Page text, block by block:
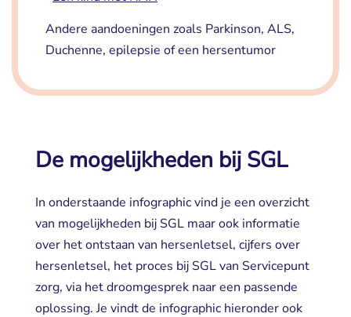
Andere aandoeningen zoals Parkinson, ALS,
Duchenne, epilepsie of een hersentumor
De mogelijkheden bij SGL
In onderstaande infographic vind je een overzicht
van mogelijkheden bij SGL maar ook informatie
over het ontstaan van hersenletsel, cijfers over
hersenletsel, het proces bij SGL van Servicepunt
zorg, via het droomgesprek naar een passende
oplossing. Je vindt de infographic hieronder ook